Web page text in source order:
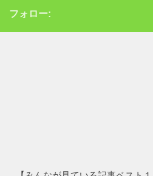
フォロー: